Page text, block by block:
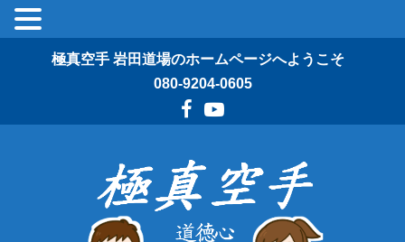
極真空手 岩田道場のホームページへようこそ
080-9204-0605